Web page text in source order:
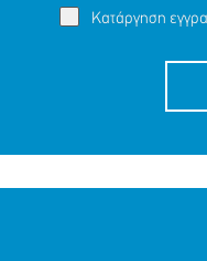
Κατάργηση